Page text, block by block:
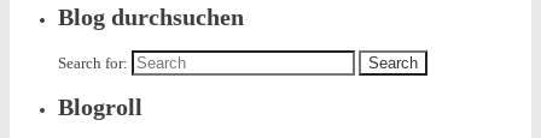
Blog durchsuchen
Search for:
Blogroll